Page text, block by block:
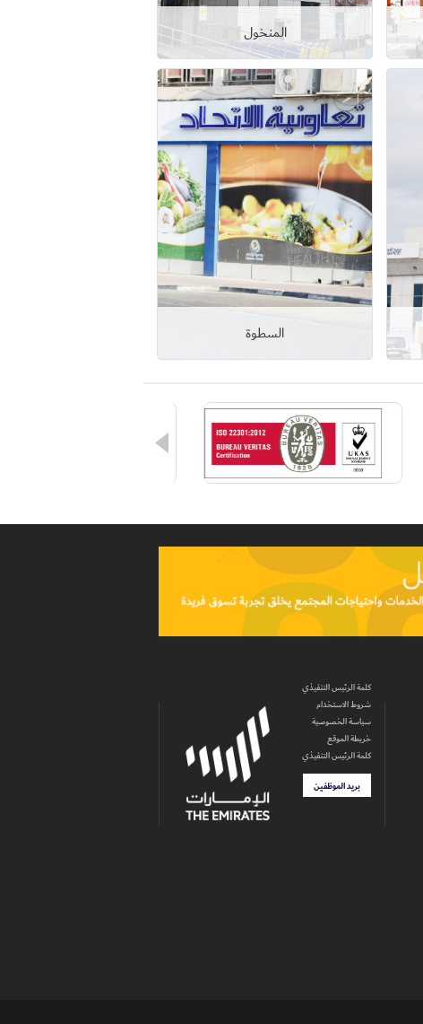
المنخول
عرض التفاصيل
السطوة
كلمة الرئيس التنفيذي
شروط الاستخدام
سياسة الخصوصية
خريطة الموقع
كلمة الرئيس التنفيذي
بريد الموظفين